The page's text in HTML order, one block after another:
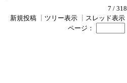
7 / 318
新規投稿
ツリー表示 スレッド表示
ページ：